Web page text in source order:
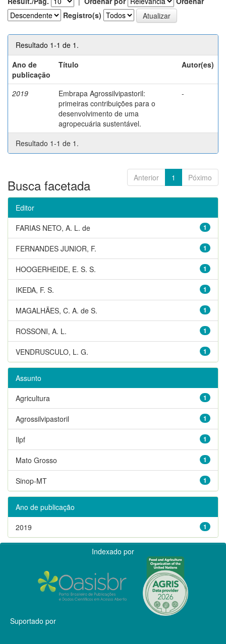
Registro(s)
Resultado 1-1 de 1.
Ano de
publicação
Título Autor(es)
2019
Embrapa Agrossilvipastoril:
primeiras contribuições para o
desenvolvimento de uma
agropecuária sustentável.
-
Resultado 1-1 de 1.
Anterior 1 Póximo
Busca facetada
Editor
1
FARIAS NETO, A. L. de
1
FERNANDES JUNIOR, F.
1
HOOGERHEIDE, E. S. S.
1
IKEDA, F. S.
1
MAGALHÃES, C. A. de S.
1
ROSSONI, A. L.
1
VENDRUSCULO, L. G.
Assunto
1
Agricultura
1
Agrossilvipastoril
1
Ilpf
1
Mato Grosso
1
Sinop-MT
Ano de publicação
1
2019
Indexado por
Suportado por